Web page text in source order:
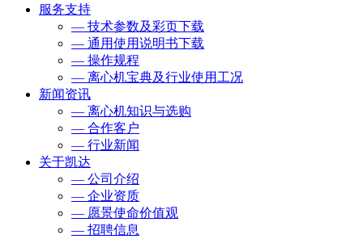
服务支持
— 技术参数及彩页下载
— 通用使用说明书下载
— 操作规程
— 离心机宝典及行业使用工况
新闻资讯
— 离心机知识与选购
— 合作客户
— 行业新闻
关于凯达
— 公司介绍
— 企业资质
— 愿景使命价值观
— 招聘信息